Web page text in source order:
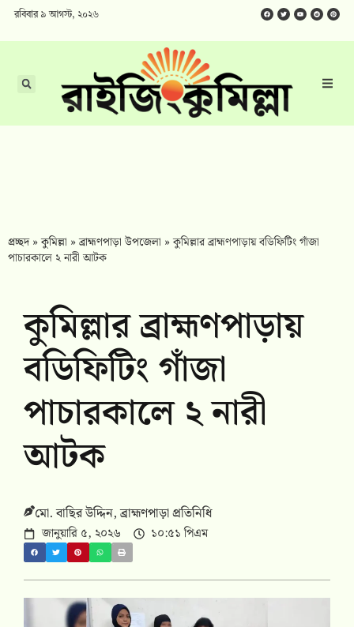
রবিবার ৯ আগস্ট, ২০২৬
প্রচ্ছদ»কুমিল্লা »ব্রাহ্মণপাড়া উপজেলা »কুমিল্লার ব্রাহ্মণপাড়ায় বডিফিটিং গাঁজা
পাচারকালে ২ নারী আটক
কুমিল্লার ব্রাহ্মণপাড়ায়
বডিফিটিং গাঁজা
পাচারকালে ২ নারী
আটক
মো. বাছির উদ্দিন, ব্রাহ্মণপাড়া প্রতিনিধি
জানুয়ারি ৫, ২০২৬ ১০:৫১ পিএম